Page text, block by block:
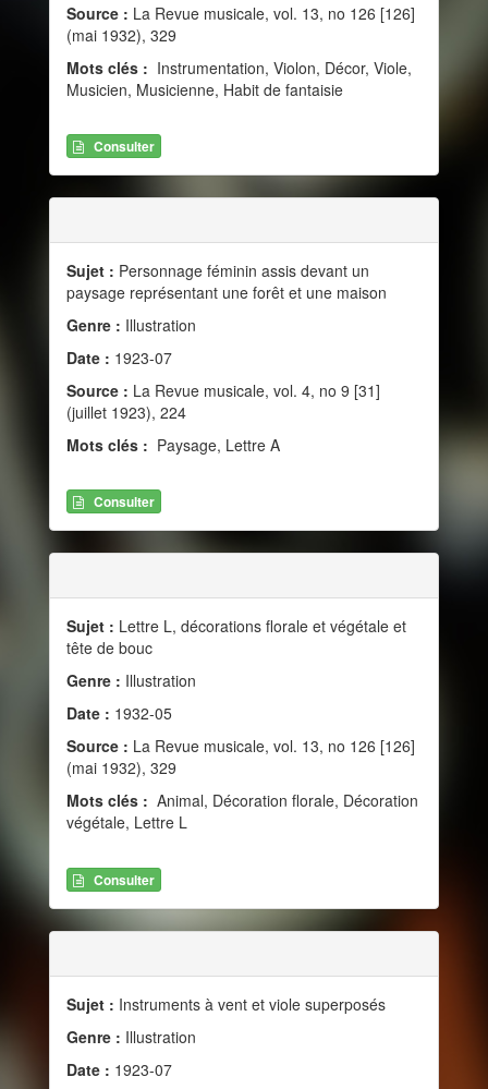
Source : La Revue musicale, vol. 13, no 126 [126]
(mai 1932), 329
Mots clés : Instrumentation, Violon, Décor, Viole,
Musicien, Musicienne, Habit de fantaisie
Consulter
Sujet : Personnage féminin assis devant un
paysage représentant une forêt et une maison
Genre : Illustration
Date : 1923-07
Source : La Revue musicale, vol. 4, no 9 [31]
(juillet 1923), 224
Mots clés : Paysage, Lettre A
Consulter
Sujet : Lettre L, décorations florale et végétale et
tête de bouc
Genre : Illustration
Date : 1932-05
Source : La Revue musicale, vol. 13, no 126 [126]
(mai 1932), 329
Mots clés : Animal, Décoration florale, Décoration
végétale, Lettre L
Consulter
Sujet : Instruments à vent et viole superposés
Genre : Illustration
Date : 1923-07